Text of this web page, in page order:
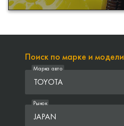
Поиск по марке и модели
TOYOTA
Марка авто
JAPAN
Рынок